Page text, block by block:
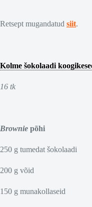
Retsept mugandatud siit.
Kolme šokolaadi
16 tk
Brownie põhi
250 g tumedat šokolaadi
200 g võid
150 g munakollaseid